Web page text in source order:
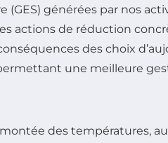
(GES) générées par nos
actions de réduction
des choix
une meilleure
des températures,